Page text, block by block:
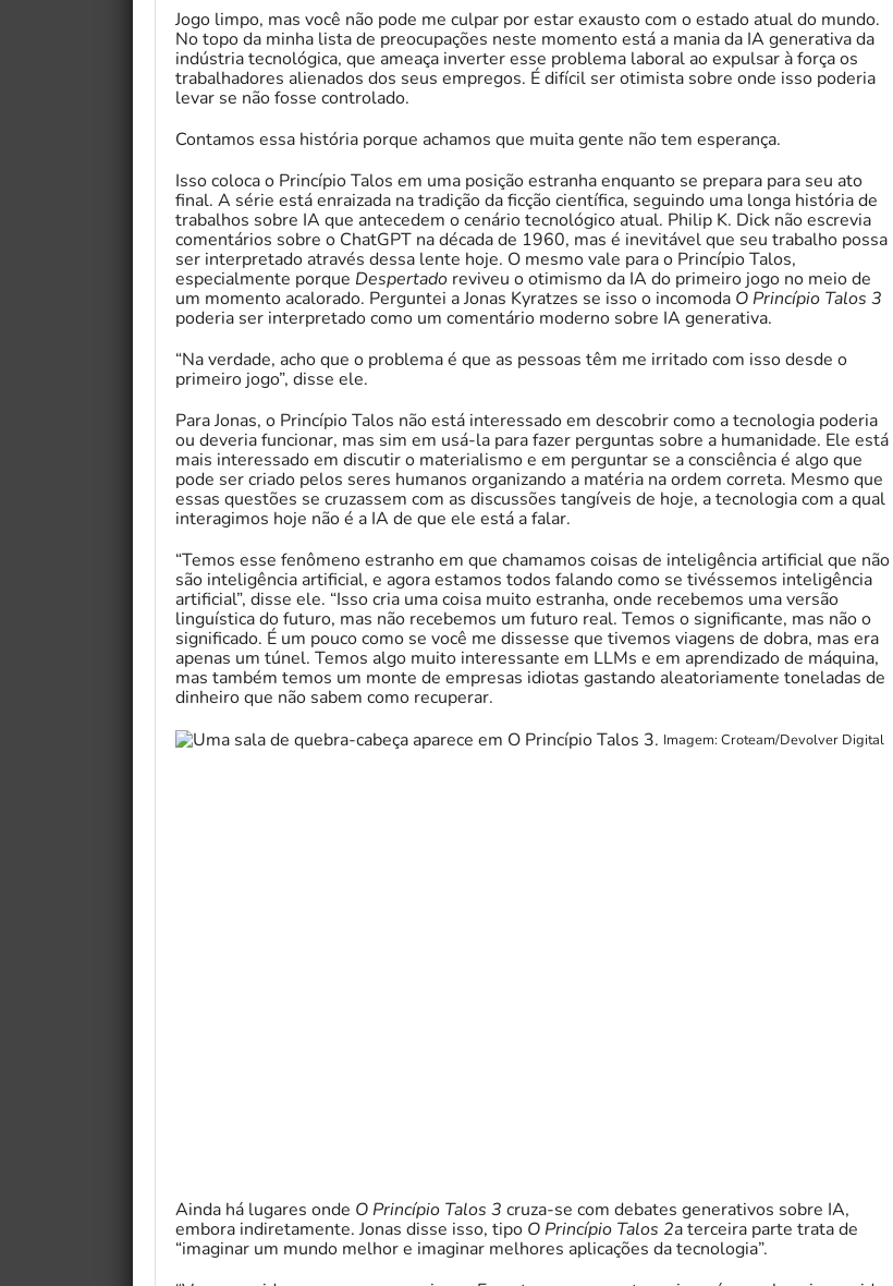
Jogo limpo, mas você não pode me culpar por estar exausto com o estado atual do mundo.
No topo da minha lista de preocupações neste momento está a mania da IA ​​generativa da
indústria tecnológica, que ameaça inverter esse problema laboral ao expulsar à força os
trabalhadores alienados dos seus empregos. É difícil ser otimista sobre onde isso poderia
levar se não fosse controlado.
Contamos essa história porque achamos que muita gente não tem esperança.
Isso coloca o Princípio Talos em uma posição estranha enquanto se prepara para seu ato
final. A série está enraizada na tradição da ficção científica, seguindo uma longa história de
trabalhos sobre IA que antecedem o cenário tecnológico atual. Philip K. Dick não escrevia
comentários sobre o ChatGPT na década de 1960, mas é inevitável que seu trabalho possa
ser interpretado através dessa lente hoje. O mesmo vale para o Princípio Talos,
especialmente porque Despertado reviveu o otimismo da IA ​​do primeiro jogo no meio de
um momento acalorado. Perguntei a Jonas Kyratzes se isso o incomoda O Princípio Talos 3
poderia ser interpretado como um comentário moderno sobre IA generativa.
“Na verdade, acho que o problema é que as pessoas têm me irritado com isso desde o
primeiro jogo”, disse ele.
Para Jonas, o Princípio Talos não está interessado em descobrir como a tecnologia poderia
ou deveria funcionar, mas sim em usá-la para fazer perguntas sobre a humanidade. Ele está
mais interessado em discutir o materialismo e em perguntar se a consciência é algo que
pode ser criado pelos seres humanos organizando a matéria na ordem correta. Mesmo que
essas questões se cruzassem com as discussões tangíveis de hoje, a tecnologia com a qual
interagimos hoje não é a IA de que ele está a falar.
“Temos esse fenômeno estranho em que chamamos coisas de inteligência artificial que não
são inteligência artificial, e agora estamos todos falando como se tivéssemos inteligência
artificial”, disse ele. “Isso cria uma coisa muito estranha, onde recebemos uma versão
linguística do futuro, mas não recebemos um futuro real. Temos o significante, mas não o
significado. É um pouco como se você me dissesse que tivemos viagens de dobra, mas era
apenas um túnel. Temos algo muito interessante em LLMs e em aprendizado de máquina,
mas também temos um monte de empresas idiotas gastando aleatoriamente toneladas de
dinheiro que não sabem como recuperar.
Imagem: Croteam/Devolver Digital
Ainda há lugares onde O Princípio Talos 3 cruza-se com debates generativos sobre IA,
embora indiretamente. Jonas disse isso, tipo O Princípio Talos 2a terceira parte trata de
“imaginar um mundo melhor e imaginar melhores aplicações da tecnologia”.